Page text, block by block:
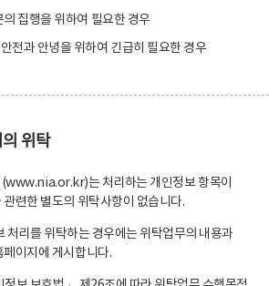
집행을 위하여 필요한 경우
전과 안녕을 위하여 긴급히 필요한 경우
위탁
는 처리하는 개인정보 항목이
련한 별도의 위탁사항이 없습니다.
처리를 위탁하는 경우에는 위탁업무의 내용과
이지에 게시합니다.